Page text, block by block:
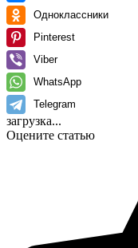
Одноклассники
Pinterest
Viber
WhatsApp
Telegram
загрузка...
Оцените статью